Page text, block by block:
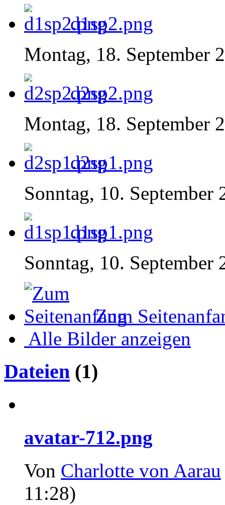
d1sp2.png
Montag, 18. September
d2sp2.png
Montag, 18. September
d2sp1.png
Sonntag, 10. September
d1sp1.png
Sonntag, 10. September
Zum
Alle Bilder anzeigen
Dateien (1)
avatar-712.png
Von Charlotte von Aarau
11:28)